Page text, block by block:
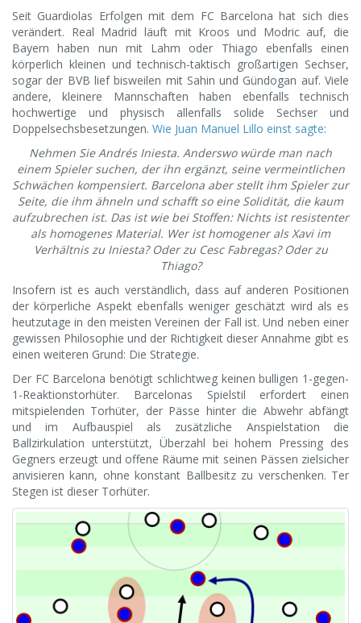
Seit Guardiolas Erfolgen mit dem FC Barcelona hat sich dies
verändert. Real Madrid läuft mit Kroos und Modric auf, die
Bayern haben nun mit Lahm oder Thiago ebenfalls einen
körperlich kleinen und technisch-taktisch großartigen Sechser,
sogar der BVB lief bisweilen mit Sahin und Gündogan auf. Viele
andere, kleinere Mannschaften haben ebenfalls technisch
hochwertige und physisch allenfalls solide Sechser und
Doppelsechsbesetzungen. Wie Juan Manuel Lillo einst sagte:
Nehmen Sie Andrés Iniesta. Anderswo würde man nach
einem Spieler suchen, der ihn ergänzt, seine vermeintlichen
Schwächen kompensiert. Barcelona aber stellt ihm Spieler zur
Seite, die ihm ähneln und schafft so eine Solidität, die kaum
aufzubrechen ist. Das ist wie bei Stoffen: Nichts ist resistenter
als homogenes Material. Wer ist homogener als Xavi im
Verhältnis zu Iniesta? Oder zu Cesc Fabregas? Oder zu
Thiago?
Insofern ist es auch verständlich, dass auf anderen Positionen
der körperliche Aspekt ebenfalls weniger geschätzt wird als es
heutzutage in den meisten Vereinen der Fall ist. Und neben einer
gewissen Philosophie und der Richtigkeit dieser Annahme gibt es
einen weiteren Grund: Die Strategie.
Der FC Barcelona benötigt schlichtweg keinen bulligen 1-gegen-
1-Reaktionstorhüter. Barcelonas Spielstil erfordert einen
mitspielenden Torhüter, der Pässe hinter die Abwehr abfängt
und im Aufbauspiel als zusätzliche Anspielstation die
Ballzirkulation unterstützt, Überzahl bei hohem Pressing des
Gegners erzeugt und offene Räume mit seinen Pässen zielsicher
anvisieren kann, ohne konstant Ballbesitz zu verschenken. Ter
Stegen ist dieser Torhüter.